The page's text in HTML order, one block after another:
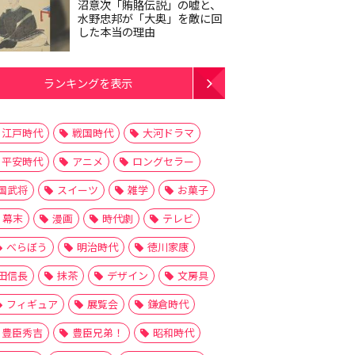
沼意次「賄賂伝説」の嘘と、
水野忠邦が「大奥」を敵に回
した本当の理由
ランキングを表示
江戸時代 戦国時代
大河ドラマ
平安時代
アニメ
ロングセラー
武将
スイーツ 雑学
お菓子
幕末
漫画 時代劇
テレビ
べらぼう
明治時代
徳川家康
信長
抹茶 デザイン
文房具
フィギュア
展覧会
鎌倉時代
豊臣秀吉
豊臣兄弟！
昭和時代